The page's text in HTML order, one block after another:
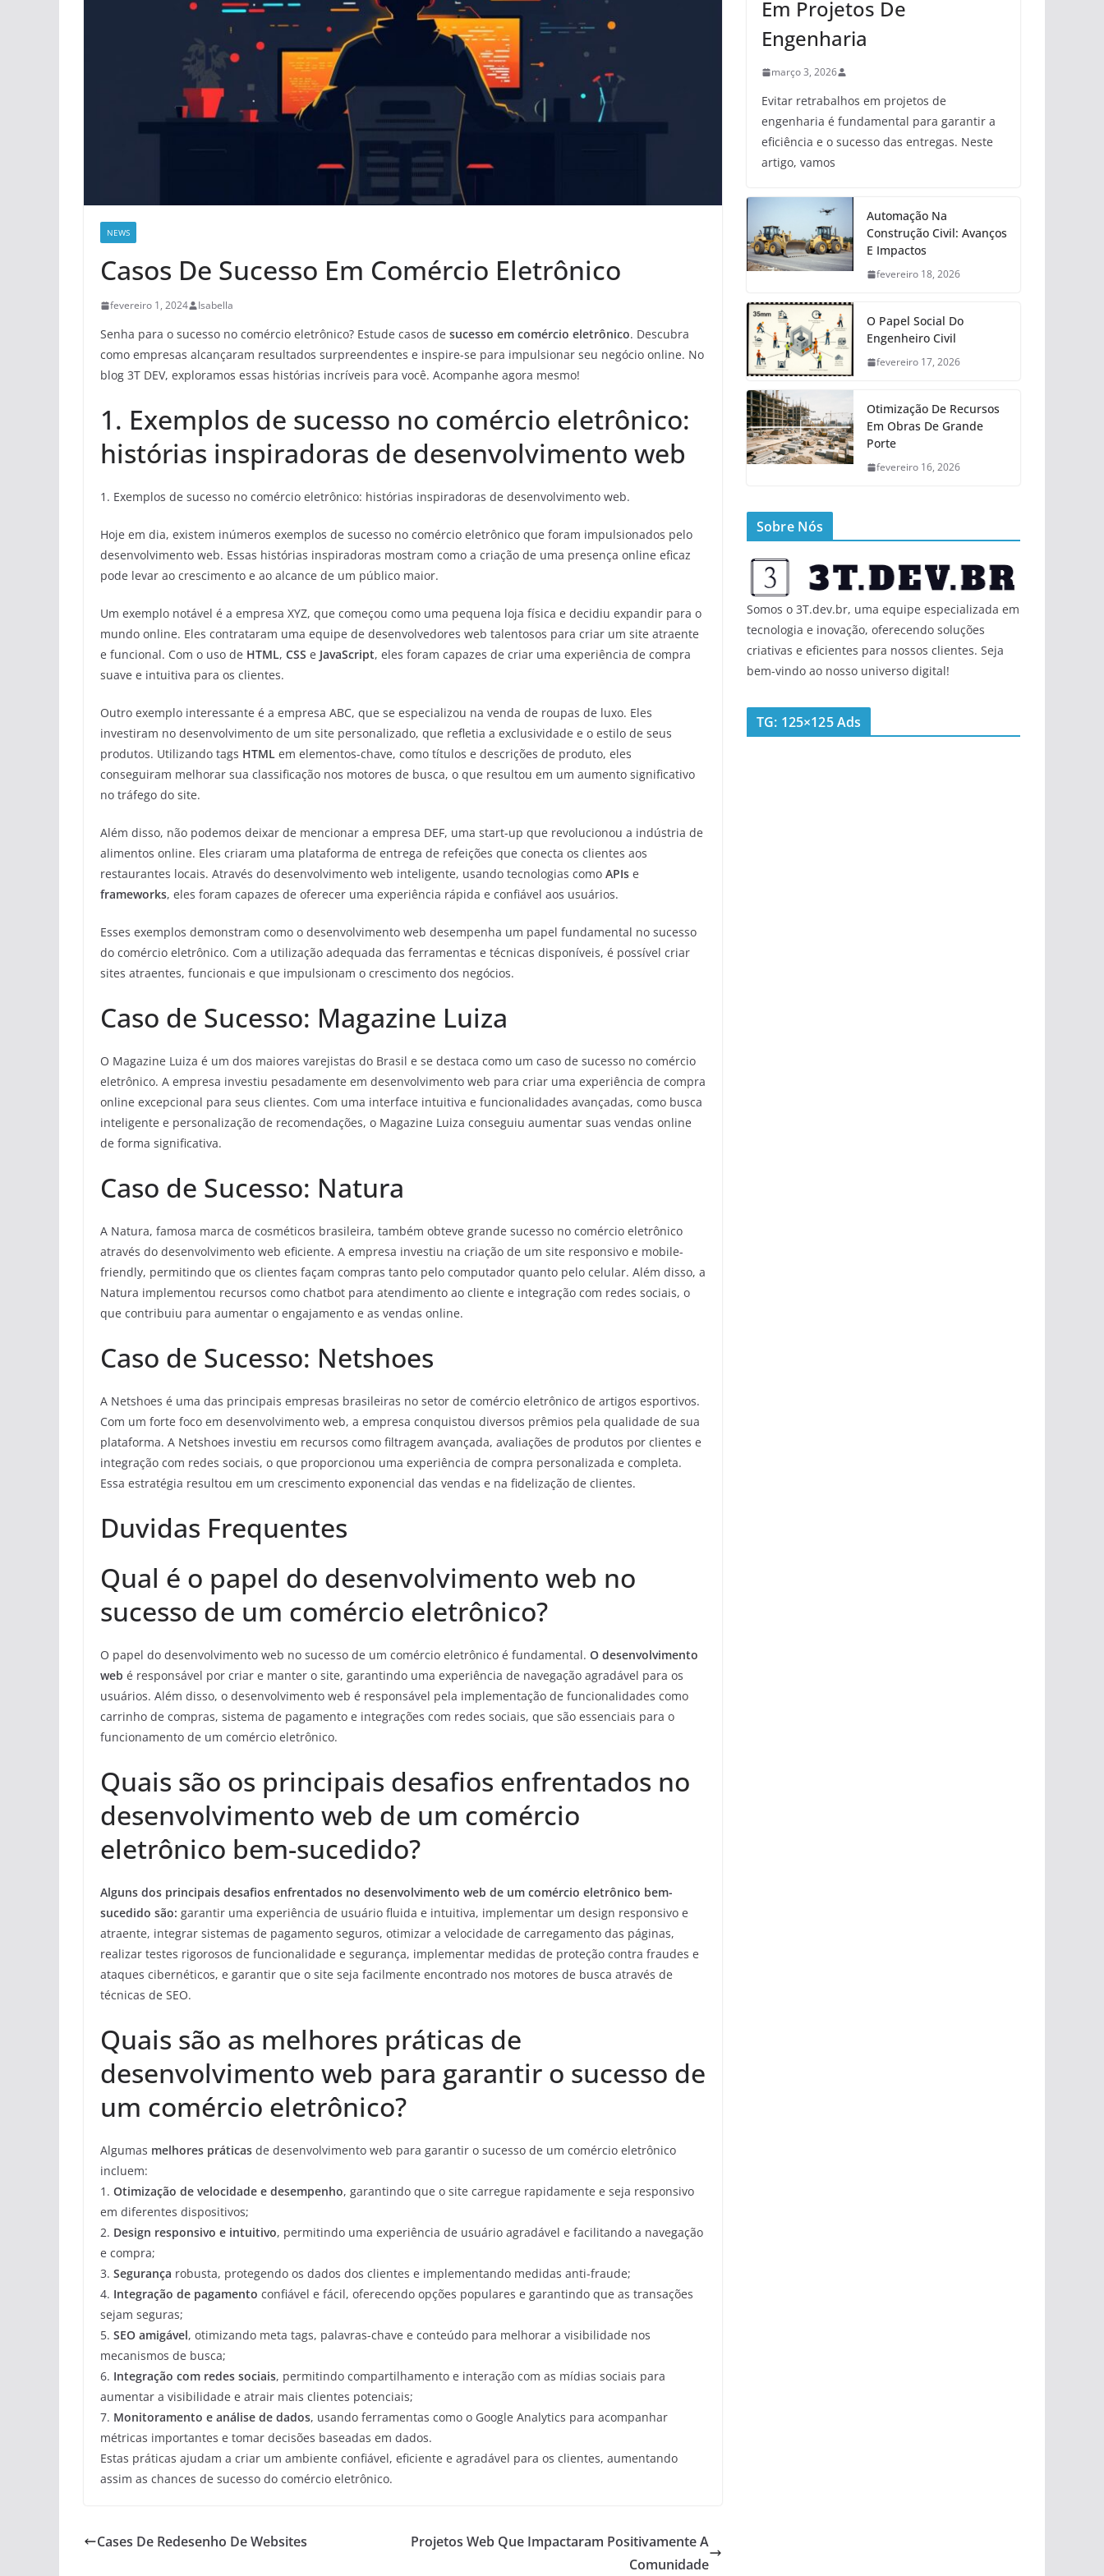
NEWS
Casos De Sucesso Em Comércio Eletrônico
fevereiro 1, 2024 Isabella
Senha para o sucesso no comércio eletrônico? Estude casos de sucesso em comércio eletrônico. Descubra
como empresas alcançaram resultados surpreendentes e inspire-se para impulsionar seu negócio online. No
blog 3T DEV, exploramos essas histórias incríveis para você. Acompanhe agora mesmo!
1. Exemplos de sucesso no comércio eletrônico:
histórias inspiradoras de desenvolvimento web
1. Exemplos de sucesso no comércio eletrônico: histórias inspiradoras de desenvolvimento web.
Hoje em dia, existem inúmeros exemplos de sucesso no comércio eletrônico que foram impulsionados pelo
desenvolvimento web. Essas histórias inspiradoras mostram como a criação de uma presença online eficaz
pode levar ao crescimento e ao alcance de um público maior.
Um exemplo notável é a empresa XYZ, que começou como uma pequena loja física e decidiu expandir para o
mundo online. Eles contrataram uma equipe de desenvolvedores web talentosos para criar um site atraente
e funcional. Com o uso de HTML, CSS e JavaScript, eles foram capazes de criar uma experiência de compra
suave e intuitiva para os clientes.
Outro exemplo interessante é a empresa ABC, que se especializou na venda de roupas de luxo. Eles
investiram no desenvolvimento de um site personalizado, que refletia a exclusividade e o estilo de seus
produtos. Utilizando tags HTML em elementos-chave, como títulos e descrições de produto, eles
conseguiram melhorar sua classificação nos motores de busca, o que resultou em um aumento significativo
no tráfego do site.
Além disso, não podemos deixar de mencionar a empresa DEF, uma start-up que revolucionou a indústria de
alimentos online. Eles criaram uma plataforma de entrega de refeições que conecta os clientes aos
restaurantes locais. Através do desenvolvimento web inteligente, usando tecnologias como APIs e
frameworks, eles foram capazes de oferecer uma experiência rápida e confiável aos usuários.
Esses exemplos demonstram como o desenvolvimento web desempenha um papel fundamental no sucesso
do comércio eletrônico. Com a utilização adequada das ferramentas e técnicas disponíveis, é possível criar
sites atraentes, funcionais e que impulsionam o crescimento dos negócios.
Caso de Sucesso: Magazine Luiza
O Magazine Luiza é um dos maiores varejistas do Brasil e se destaca como um caso de sucesso no comércio
eletrônico. A empresa investiu pesadamente em desenvolvimento web para criar uma experiência de compra
online excepcional para seus clientes. Com uma interface intuitiva e funcionalidades avançadas, como busca
inteligente e personalização de recomendações, o Magazine Luiza conseguiu aumentar suas vendas online
de forma significativa.
Caso de Sucesso: Natura
A Natura, famosa marca de cosméticos brasileira, também obteve grande sucesso no comércio eletrônico
através do desenvolvimento web eficiente. A empresa investiu na criação de um site responsivo e mobile-
friendly, permitindo que os clientes façam compras tanto pelo computador quanto pelo celular. Além disso, a
Natura implementou recursos como chatbot para atendimento ao cliente e integração com redes sociais, o
que contribuiu para aumentar o engajamento e as vendas online.
Caso de Sucesso: Netshoes
A Netshoes é uma das principais empresas brasileiras no setor de comércio eletrônico de artigos esportivos.
Com um forte foco em desenvolvimento web, a empresa conquistou diversos prêmios pela qualidade de sua
plataforma. A Netshoes investiu em recursos como filtragem avançada, avaliações de produtos por clientes e
integração com redes sociais, o que proporcionou uma experiência de compra personalizada e completa.
Essa estratégia resultou em um crescimento exponencial das vendas e na fidelização de clientes.
Duvidas Frequentes
Qual é o papel do desenvolvimento web no
sucesso de um comércio eletrônico?
O papel do desenvolvimento web no sucesso de um comércio eletrônico é fundamental. O desenvolvimento
web é responsável por criar e manter o site, garantindo uma experiência de navegação agradável para os
usuários. Além disso, o desenvolvimento web é responsável pela implementação de funcionalidades como
carrinho de compras, sistema de pagamento e integrações com redes sociais, que são essenciais para o
funcionamento de um comércio eletrônico.
Quais são os principais desafios enfrentados no
desenvolvimento web de um comércio
eletrônico bem-sucedido?
Alguns dos principais desafios enfrentados no desenvolvimento web de um comércio eletrônico bem-
sucedido são: garantir uma experiência de usuário fluida e intuitiva, implementar um design responsivo e
atraente, integrar sistemas de pagamento seguros, otimizar a velocidade de carregamento das páginas,
realizar testes rigorosos de funcionalidade e segurança, implementar medidas de proteção contra fraudes e
ataques cibernéticos, e garantir que o site seja facilmente encontrado nos motores de busca através de
técnicas de SEO.
Quais são as melhores práticas de
desenvolvimento web para garantir o sucesso de
um comércio eletrônico?
Algumas melhores práticas de desenvolvimento web para garantir o sucesso de um comércio eletrônico
incluem:
1. Otimização de velocidade e desempenho, garantindo que o site carregue rapidamente e seja responsivo
em diferentes dispositivos;
2. Design responsivo e intuitivo, permitindo uma experiência de usuário agradável e facilitando a navegação
e compra;
3. Segurança robusta, protegendo os dados dos clientes e implementando medidas anti-fraude;
4. Integração de pagamento confiável e fácil, oferecendo opções populares e garantindo que as transações
sejam seguras;
5. SEO amigável, otimizando meta tags, palavras-chave e conteúdo para melhorar a visibilidade nos
mecanismos de busca;
6. Integração com redes sociais, permitindo compartilhamento e interação com as mídias sociais para
aumentar a visibilidade e atrair mais clientes potenciais;
7. Monitoramento e análise de dados, usando ferramentas como o Google Analytics para acompanhar
métricas importantes e tomar decisões baseadas em dados.
Estas práticas ajudam a criar um ambiente confiável, eficiente e agradável para os clientes, aumentando
assim as chances de sucesso do comércio eletrônico.
Cases De Redesenho De Websites
Projetos Web Que Impactaram Positivamente A
Comunidade
Em Projetos De
Engenharia
março 3, 2026
Evitar retrabalhos em projetos de
engenharia é fundamental para garantir a
eficiência e o sucesso das entregas. Neste
artigo, vamos
Automação Na
Construção Civil: Avanços
E Impactos
fevereiro 18, 2026
O Papel Social Do
Engenheiro Civil
fevereiro 17, 2026
Otimização De Recursos
Em Obras De Grande
Porte
fevereiro 16, 2026
Sobre Nós
Somos o 3T.dev.br, uma equipe especializada em
tecnologia e inovação, oferecendo soluções
criativas e eficientes para nossos clientes. Seja
bem-vindo ao nosso universo digital!
TG: 125×125 Ads